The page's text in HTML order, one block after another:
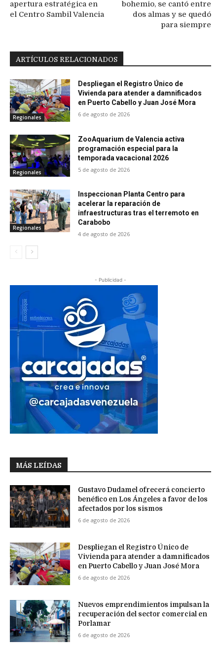
apertura estratégica en
el Centro Sambil Valencia
bohemio, se cantó entre
dos almas y se quedó
para siempre
ARTÍCULOS RELACIONADOS
Regionales
Despliegan el Registro Único de
Vivienda para atender a damnificados
en Puerto Cabello y Juan José Mora
6 de agosto de 2026
Regionales
ZooAquarium de Valencia activa
programación especial para la
temporada vacacional 2026
5 de agosto de 2026
Regionales
Inspeccionan Planta Centro para
acelerar la reparación de
infraestructuras tras el terremoto en
Carabobo
4 de agosto de 2026
- Publicidad -
MÁS LEÍDAS
Gustavo Dudamel ofrecerá concierto
benéfico en Los Ángeles a favor de los
afectados por los sismos
6 de agosto de 2026
Despliegan el Registro Único de
Vivienda para atender a damnificados
en Puerto Cabello y Juan José Mora
6 de agosto de 2026
Nuevos emprendimientos impulsan la
recuperación del sector comercial en
Porlamar
6 de agosto de 2026